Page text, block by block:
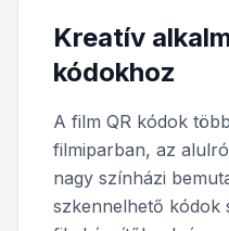
Kreatív
kódokhoz
A film QR kódok
filmiparban, az
nagy színházi
szkennelhető kódok